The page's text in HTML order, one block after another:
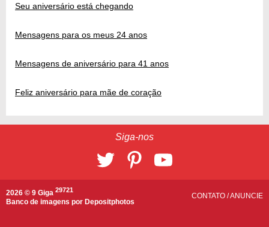
Seu aniversário está chegando
Mensagens para os meus 24 anos
Mensagens de aniversário para 41 anos
Feliz aniversário para mãe de coração
Siga-nos
2026 © 9 Giga 29721
Banco de imagens por Depositphotos
CONTATO /ANUNCIE